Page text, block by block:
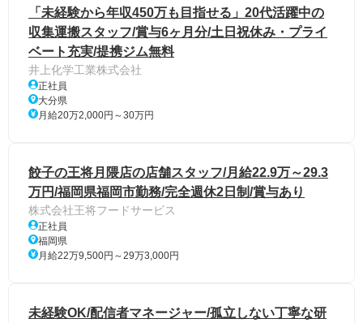
「未経験から年収450万も目指せる」20代活躍中の
収集運搬スタッフ/賞与6ヶ月分/土日祝休み・プライ
ベート充実/提携ジム無料
井上化学工業株式会社
正社員
大分県
月給20万2,000円～30万円
餃子の王将月隈店の店舗スタッフ/月給22.9万～29.3
万円/福岡県福岡市勤務/完全週休2日制/賞与あり
株式会社王将フードサービス
正社員
福岡県
月給22万9,500円～29万3,000円
未経験OK/配信者マネージャー/孤立しない丁寧な研